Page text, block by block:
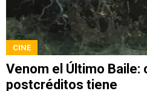
CINE
Venom el Último Baile:
postcréditos tiene